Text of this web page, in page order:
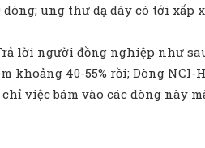
ung thư dạ dày có tới xấp
lời người đồng nghiệp như
40-55% rồi; Dòng NCI-
việc bám vào các dòng này